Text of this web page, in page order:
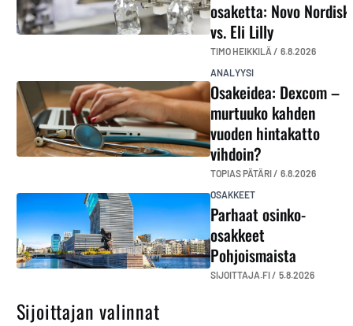
osaketta: Novo Nordisk
vs. Eli Lilly
TIMO HEIKKILÄ / 6.8.2026
ANALYYSI
Osakeidea: Dexcom –
murtuuko kahden
vuoden hintakatto
vihdoin?
TOPIAS PÄTÄRI / 6.8.2026
OSAKKEET
Parhaat osinko-
osakkeet
Pohjoismaista
SIJOITTAJA.FI / 5.8.2026
Sijoittajan valinnat